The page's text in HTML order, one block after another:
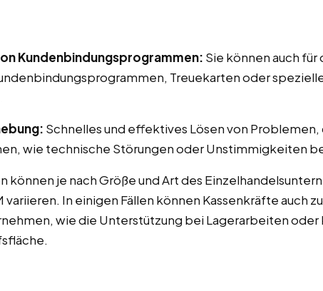
Kundenbindungsprogrammen: Sie können auch für
Treuekarten oder
Schnelles und effektives Lösen von Problemen,
wie technische Störungen oder Unstimmigkeiten
können je nach Größe und Art des
variieren. In einigen Fällen können Kassenkräfte auch
wie die Unterstützung bei Lagerarbeiten oder